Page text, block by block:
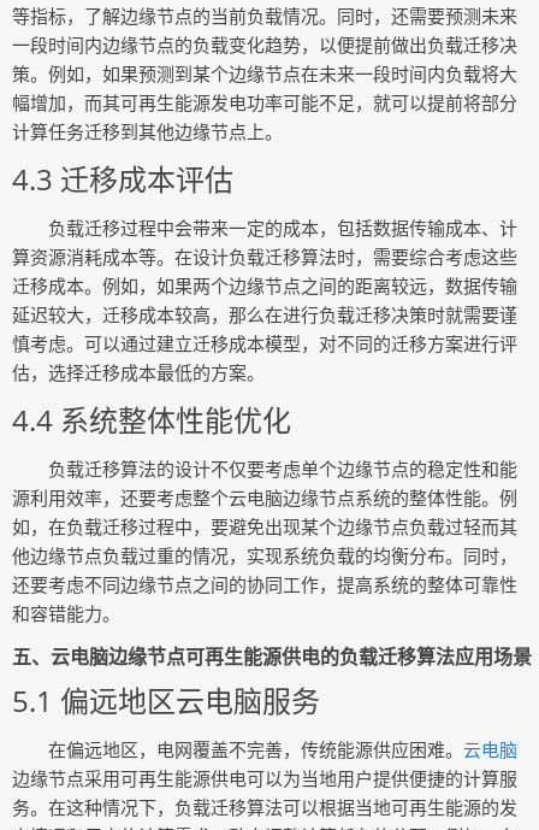
等指标，了解边缘节点的当前负载情况。同时，还需要预测未来
一段时间内边缘节点的负载变化趋势，以便提前做出负载迁移决
策。例如，如果预测到某个边缘节点在未来一段时间内负载将大
幅增加，而其可再生能源发电功率可能不足，就可以提前将部分
计算任务迁移到其他边缘节点上。
4.3 迁移成本评估
负载迁移过程中会带来一定的成本，包括数据传输成本、计
算资源消耗成本等。在设计负载迁移算法时，需要综合考虑这些
迁移成本。例如，如果两个边缘节点之间的距离较远，数据传输
延迟较大，迁移成本较高，那么在进行负载迁移决策时就需要谨
慎考虑。可以通过建立迁移成本模型，对不同的迁移方案进行评
估，选择迁移成本最低的方案。
4.4 系统整体性能优化
负载迁移算法的设计不仅要考虑单个边缘节点的稳定性和能
源利用效率，还要考虑整个云电脑边缘节点系统的整体性能。例
如，在负载迁移过程中，要避免出现某个边缘节点负载过轻而其
他边缘节点负载过重的情况，实现系统负载的均衡分布。同时，
还要考虑不同边缘节点之间的协同工作，提高系统的整体可靠性
和容错能力。
五、云电脑边缘节点可再生能源供电的负载迁移算法应用场景
5.1 偏远地区云电脑服务
在偏远地区，电网覆盖不完善，传统能源供应困难。 云电脑
边缘节点采用可再生能源供电可以为当地用户提供便捷的计算服
务。在这种情况下，负载迁移算法可以根据当地可再生能源的发